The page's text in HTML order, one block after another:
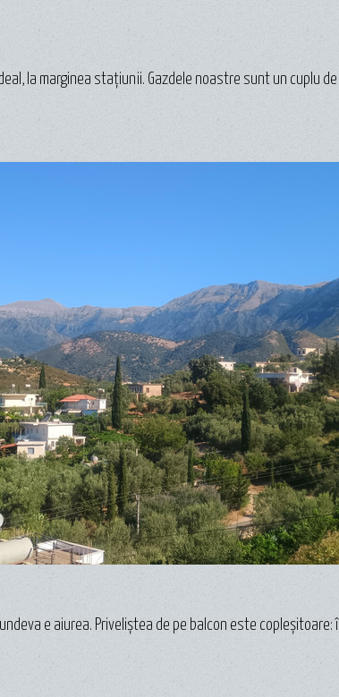
la marginea stațiunii. Gazdele noastre sunt un cuplu
e aiurea. Priveliștea de pe balcon este